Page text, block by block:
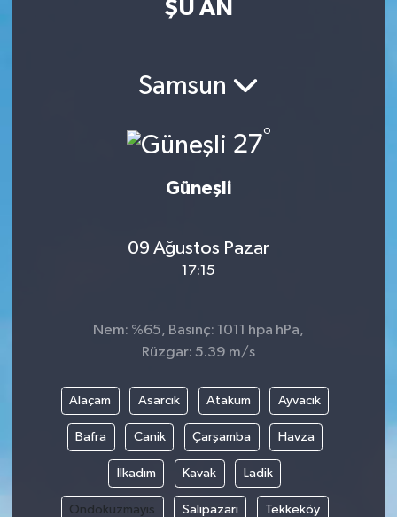
ŞU AN
Samsun
27°
Güneşli
09 Ağustos Pazar
17:15
Nem: %65, Basınç: 1011 hpa hPa,
Rüzgar: 5.39 m/s
Alaçam Asarcık Atakum Ayvacık
Bafra Canik Çarşamba Havza
İlkadım Kavak Ladik
Ondokuzmayıs Salıpazarı Tekkeköy
RÖPORTAJLAR